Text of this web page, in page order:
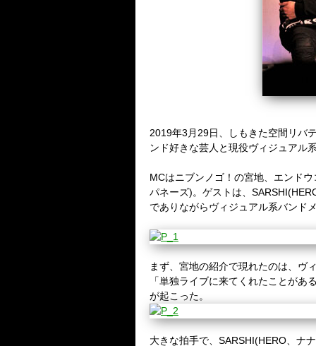
2019年3月29日、しもきた空間リバ
ンド好きな芸人と現役ヴィジュアル
MCはニブンノゴ！の宮地、エンド
パネーズ)。ゲストは、
でありながらヴィジュアル系バンド
まず、宮地の紹介で現れたのは、ヴ
「単独ライブに来てくれたことが
が起こった。
大きな拍手で、SARSHI(HERO、ナ